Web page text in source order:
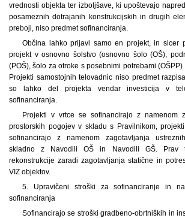
vrednosti objekta ter izboljšave, ki upoštevajo
posameznih dotrajanih konstrukcijskih in drugih
preboji, niso predmet sofinanciranja.
Občina lahko prijavi samo en projekt, in sicer
projekt v osnovno šolstvo (osnovno šolo (OŠ),
(POŠ), šolo za otroke s posebnimi potrebami
Projekti samostojnih telovadnic niso predmet
so lahko del projekta vendar investicija v
sofinanciranja.
Projekti v vrtce se sofinancirajo z namenom
prostorskih pogojev v skladu s Pravilnikom,
sofinancirajo z namenom zagotavljanja
skladno z Navodili OŠ in Navodili GŠ. Prav
rekonstrukcije zaradi zagotavljanja statične in
VIZ objektov.
5. Upravičeni stroški za sofinanciranje in
sofinanciranja
Sofinancirajo se stroški gradbeno-obrtniških in